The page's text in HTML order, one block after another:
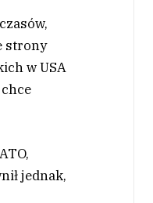
strony
w USA
jednak,